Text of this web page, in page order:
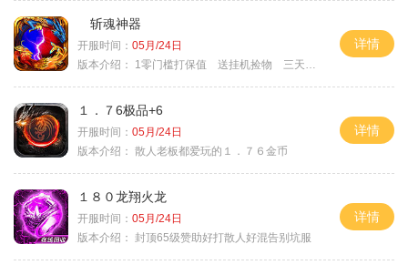
斩魂神器
开服时间： 05月/24日
版本介绍：
1零门槛打保值 送挂机捡物 三天合区
详情
１．７6极品+6
开服时间： 05月/24日
版本介绍： 散人老板都爱玩的１．７６金币
详情
１８０龙翔火龙
开服时间： 05月/24日
版本介绍： 封顶65级赞助好打散人好混告别坑服
详情